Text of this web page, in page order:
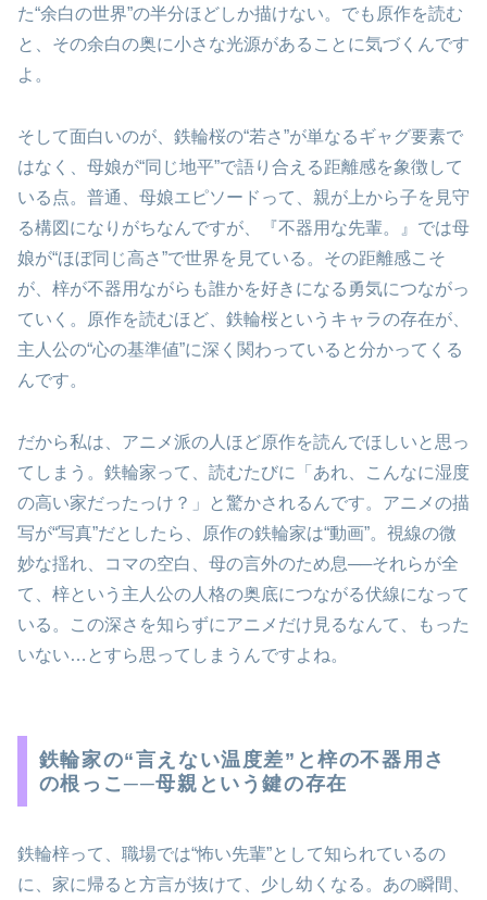
た“余白の世界”の半分ほどしか描けない。でも原作を読む
と、その余白の奥に小さな光源があることに気づくんです
よ。
そして面白いのが、鉄輪桜の“若さ”が単なるギャグ要素で
はなく、母娘が“同じ地平”で語り合える距離感を象徴して
いる点。普通、母娘エピソードって、親が上から子を見守
る構図になりがちなんですが、『不器用な先輩。』では母
娘が“ほぼ同じ高さ”で世界を見ている。その距離感こそ
が、梓が不器用ながらも誰かを好きになる勇気につながっ
ていく。原作を読むほど、鉄輪桜というキャラの存在が、
主人公の“心の基準値”に深く関わっていると分かってくる
んです。
だから私は、アニメ派の人ほど原作を読んでほしいと思っ
てしまう。鉄輪家って、読むたびに「あれ、こんなに湿度
の高い家だったっけ？」と驚かされるんです。アニメの描
写が“写真”だとしたら、原作の鉄輪家は“動画”。視線の微
妙な揺れ、コマの空白、母の言外のため息──それらが全
て、梓という主人公の人格の奥底につながる伏線になって
いる。この深さを知らずにアニメだけ見るなんて、もった
いない…とすら思ってしまうんですよね。
鉄輪家の“言えない温度差”と梓の不器用さ
の根っこ──母親という鍵の存在
鉄輪梓って、職場では“怖い先輩”として知られているの
に、家に帰ると方言が抜けて、少し幼くなる。あの瞬間、